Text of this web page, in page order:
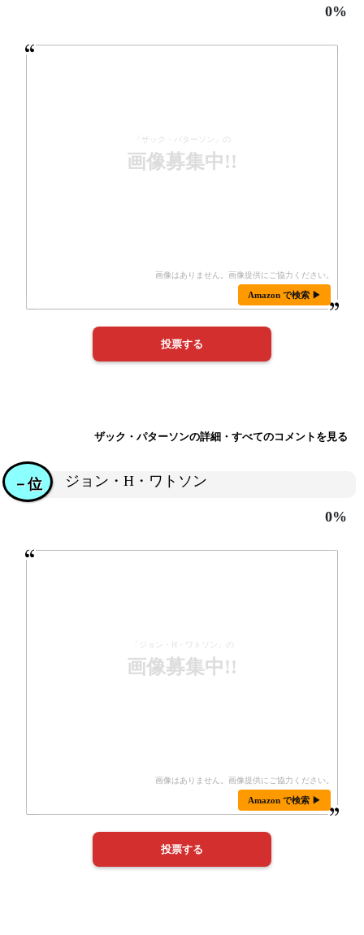
0%
「ザック・パターソン」の
画像募集中!!
Amazon で検索 ▶
ザック・パターソンの詳細・すべてのコメントを見る
ジョン・H・ワトソン
－位
0%
「ジョン・H・ワトソン」の
画像募集中!!
Amazon で検索 ▶